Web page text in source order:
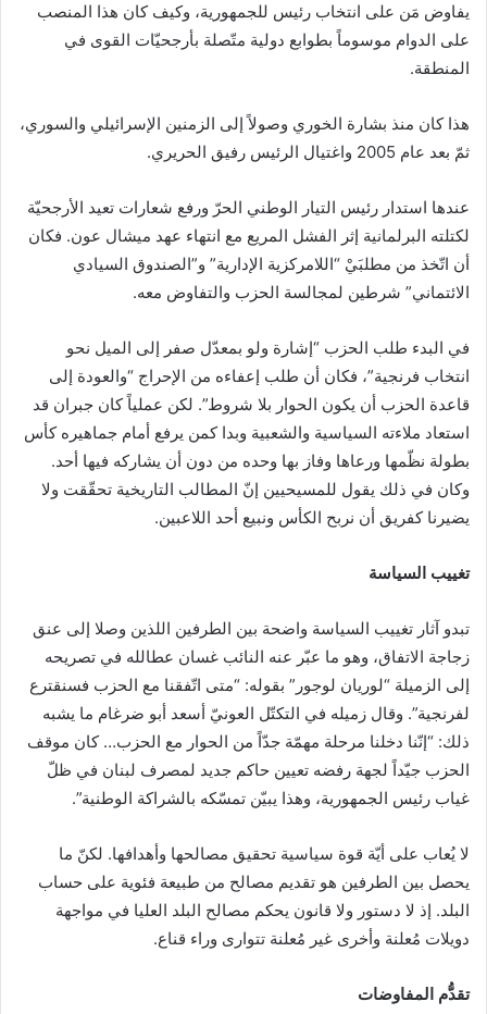
يفاوض مَن على انتخاب رئيس للجمهورية، وكيف كان هذا المنصب
على الدوام موسوماً بطوابع دولية متّصلة بأرجحيّات القوى في
المنطقة.
هذا كان منذ بشارة الخوري وصولاً إلى الزمنين الإسرائيلي والسوري،
ثمّ بعد عام 2005 واغتيال الرئيس رفيق الحريري.
عندها استدار رئيس التيار الوطني الحرّ ورفع شعارات تعيد الأرجحيّة
لكتلته البرلمانية إثر الفشل المريع مع انتهاء عهد ميشال عون. فكان
أن اتّخذ من مطلبَيْ “اللامركزية الإدارية” و”الصندوق السيادي
الائتماني” شرطين لمجالسة الحزب والتفاوض معه.
في البدء طلب الحزب “إشارة ولو بمعدّل صفر إلى الميل نحو
انتخاب فرنجية”، فكان أن طلب إعفاءه من الإحراج “والعودة إلى
قاعدة الحزب أن يكون الحوار بلا شروط”. لكن عملياً كان جبران قد
استعاد ملاءته السياسية والشعبية وبدا كمن يرفع أمام جماهيره كأس
بطولة نظّمها ورعاها وفاز بها وحده من دون أن يشاركه فيها أحد.
وكان في ذلك يقول للمسيحيين إنّ المطالب التاريخية تحقّقت ولا
يضيرنا كفريق أن نربح الكأس ونبيع أحد اللاعبين.
تغييب السياسة
تبدو آثار تغييب السياسة واضحة بين الطرفين اللذين وصلا إلى عنق
زجاجة الاتفاق، وهو ما عبّر عنه النائب غسان عطالله في تصريحه
إلى الزميلة “لوريان لوجور” بقوله: “متى اتّفقنا مع الحزب فسنقترع
لفرنجية”. وقال زميله في التكتّل العونيّ أسعد أبو ضرغام ما يشبه
ذلك: “إنّنا دخلنا مرحلة مهمّة جدّاً من الحوار مع الحزب… كان موقف
الحزب جيّداً لجهة رفضه تعيين حاكم جديد لمصرف لبنان في ظلّ
غياب رئيس الجمهورية، وهذا يبيّن تمسّكه بالشراكة الوطنية”.
لا يُعاب على أيّة قوة سياسية تحقيق مصالحها وأهدافها. لكنّ ما
يحصل بين الطرفين هو تقديم مصالح من طبيعة فئوية على حساب
البلد. إذ لا دستور ولا قانون يحكم مصالح البلد العليا في مواجهة
دويلات مُعلنة وأخرى غير مُعلنة تتوارى وراء قناع.
تقدُّم المفاوضات